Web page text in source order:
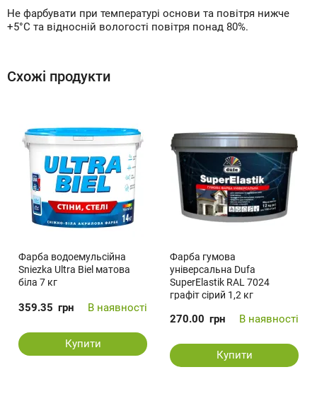
Не фарбувати при температурі основи та повітря нижче
+5°С та відносній вологості повітря понад 80%.
Схожі продукти
Фарба водоемульсійна
Sniezka Ultra Biel матова
біла 7 кг
359.35 грн В наявності
Купити
Фарба гумова
універсальна Dufa
SuperElastik RAL 7024
графіт сірий 1,2 кг
270.00 грн В наявності
Купити